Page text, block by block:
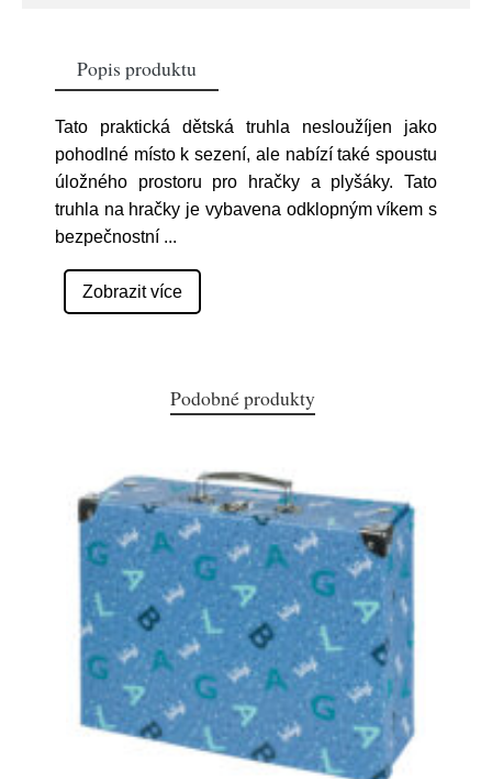
Popis produktu
Tato praktická dětská truhla nesloužíjen jako
pohodlné místo k sezení, ale nabízí také spoustu
úložného prostoru pro hračky a plyšáky. Tato
truhla na hračky je vybavena odklopným víkem s
bezpečnostní ...
Zobrazit více
Podobné produkty